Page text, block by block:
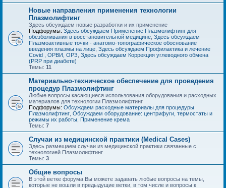
Новые направления применения технологии
Плазмолифтинг
Здесь обсуждаем новые разработки и их применение
Подфорумы: Здесь обсуждаем Применение Плазмолифтинг для
обезболивания в восстановительной медицине Здесь обсуждаем
Плазмоактивные точки - анатомо-топографическое обоснование
введения плазмы на лице Здесь обсуждаем Профилактика и лечение
Covid , ОРВИ, ОРЗ Здесь обсуждаем Коррекция углеводного обмена
(PRP при диабете)
Темы: 11
Материально-техническое обеспечение для проведения
процедур Плазмолифтинг
Любые вопросы касающиеся использования оборудования и расходных
материалов для технологии Плазмолифтинг
Подфорумы: Обсуждаем расходные материалы для процедуры
Плазмолифтинг Обсуждаем оборудование: центрифуги, термостаты и
режимы их работы Применение крема
Темы: 7
Случаи из медицинской практики (Medical Cases)
Здесь размещаем случаи из медицинской практики связанные с
технологией Плазмолифтинг
Темы: 3
Общие вопросы
В этой ветке форума Вы можете задавать любые вопросы на темы,
которые не вошли в предыдущие ветки, в том числе и вопросы к